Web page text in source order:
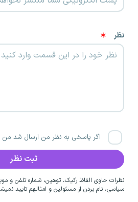
نظر
اگر پاسخی به نظر من ارسال شد من
نظرات حاوی الفاظ رکیک، توهین، شماره تلفن و
سیاسی، نام بردن از مسئولین و امثالهم تایید